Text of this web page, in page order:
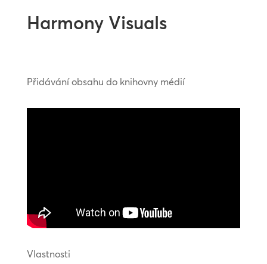
Harmony Visuals
Přidávání obsahu do knihovny médií
Vlastnosti